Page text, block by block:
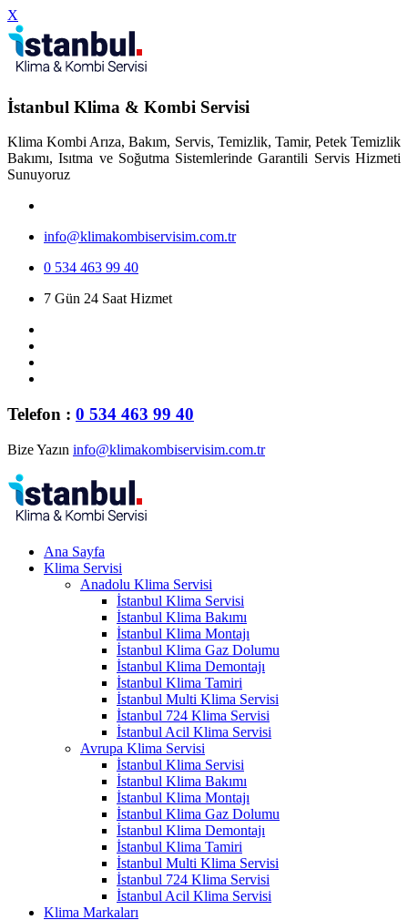
X
İstanbul Klima & Kombi Servisi
Klima Kombi Arıza, Bakım, Servis, Temizlik, Tamir, Petek Temizlik
Bakımı, Isıtma ve Soğutma Sistemlerinde Garantili Servis Hizmeti
Sunuyoruz
info@klimakombiservisim.com.tr
0 534 463 99 40
7 Gün 24 Saat Hizmet
Telefon : 0 534 463 99 40
Bize Yazın info@klimakombiservisim.com.tr
Ana Sayfa
Klima Servisi
Anadolu Klima Servisi
İstanbul Klima Servisi
İstanbul Klima Bakımı
İstanbul Klima Montajı
İstanbul Klima Gaz Dolumu
İstanbul Klima Demontajı
İstanbul Klima Tamiri
İstanbul Multi Klima Servisi
İstanbul 724 Klima Servisi
İstanbul Acil Klima Servisi
Avrupa Klima Servisi
İstanbul Klima Servisi
İstanbul Klima Bakımı
İstanbul Klima Montajı
İstanbul Klima Gaz Dolumu
İstanbul Klima Demontajı
İstanbul Klima Tamiri
İstanbul Multi Klima Servisi
İstanbul 724 Klima Servisi
İstanbul Acil Klima Servisi
Klima Markaları